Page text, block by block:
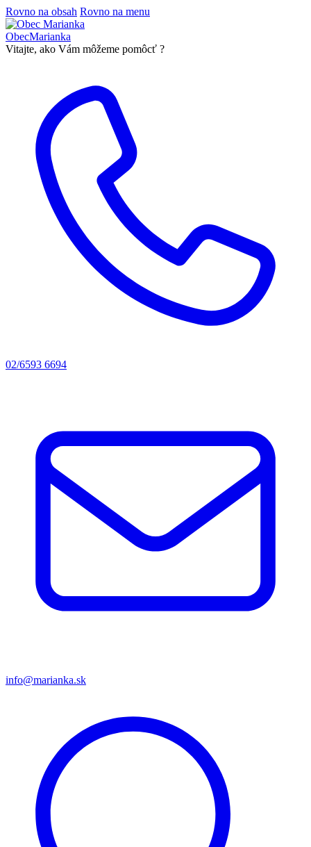
Rovno na obsah Rovno na menu
ObecMarianka
Vitajte, ako Vám môžeme pomôcť ?
02/6593 6694
info@marianka.sk